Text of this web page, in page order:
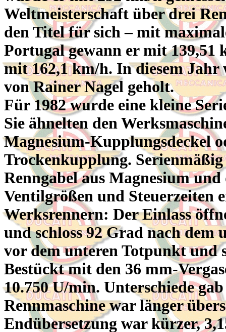
Weltmeisterschaft über drei
den Titel für sich – mit
Portugal gewann er mit 139,51
mit 162,1 km/h. In diesem Jahr
von Rainer Nagel geholt.
Für 1982 wurde eine kleine
Sie ähnelten den
Magnesium-Kupplungsdeckel
Trockenkupplung.
Renngabel aus Magnesium
Ventilgrößen und Steuerzeiten
Werksrennern: Der Einlass
und schloss 92 Grad nach dem
vor dem unteren Totpunkt und
Bestückt mit den 36 mm-
10.750 U/min. Unterschiede
Rennmaschine war länger
Endübersetzung war kürzer,